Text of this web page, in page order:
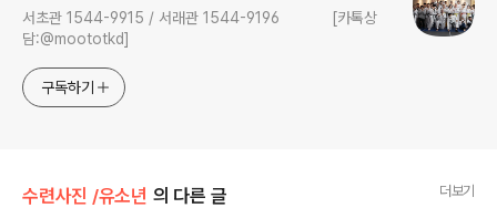
서초관 1544-9915 / 서래관 1544-9196 [카톡상
담:@moototkd]
구독하기
수련사진 /유소년 의 다른 글 더보기